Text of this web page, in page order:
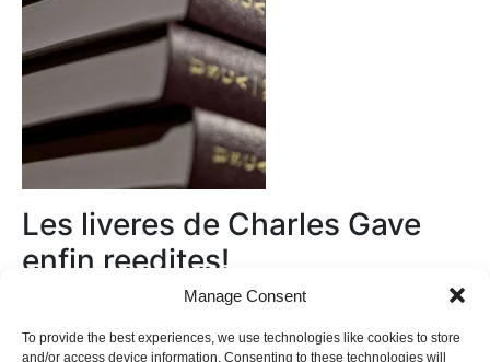
Manage Consent
To provide the best experiences, we use technologies like cookies to store
and/or access device information. Consenting to these technologies will
Les liveres de Charles Gave
enfin reedites!